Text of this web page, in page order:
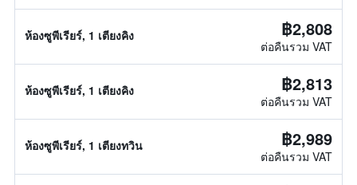
ห้องซูพีเรียร์, 1 เตียงคิง ฿2,808
ต่อคืนรวม VAT
ห้องซูพีเรียร์, 1 เตียงคิง ฿2,813
ต่อคืนรวม VAT
ห้องซูพีเรียร์, 1 เตียงทวิน ฿2,989
ต่อคืนรวม VAT